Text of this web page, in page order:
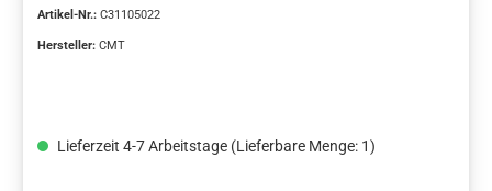
Artikel-Nr.: C31105022
Hersteller: CMT
Lieferzeit 4-7 Arbeitstage (Lieferbare Menge: 1)